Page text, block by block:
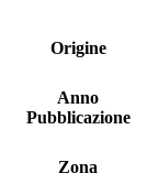
Origine
Anno
Pubblicazione
Zona